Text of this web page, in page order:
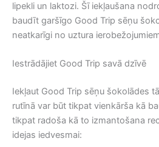
lipekli un laktozi. Šī iekļaušana
baudīt garšīgo Good Trip sēņu
neatkarīgi no uztura
Iestrādājiet Good Trip savā dzīvē
Iekļaut Good Trip sēņu šokolādes
rutīnā var būt tikpat vienkārša kā
tikpat radoša kā to izmantošana
idejas iedvesmai: